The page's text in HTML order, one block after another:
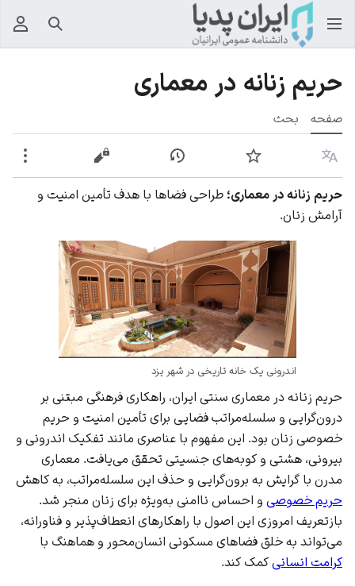
جستجو
حریم زنانه در معماری
صفحه بحث
زبان پیگیری نمایش تاریخچهنمایش مبدأ
حریم زنانه در معماری؛ طراحی فضاها با هدف تأمین امنیت و
آرامش زنان.
اندرونی یک خانه تاریخی در شهر یزد
حریم زنانه در معماری سنتی ایران، راهکاری فرهنگی مبتنی بر
درون‌گرایی و سلسله‌مراتب فضایی برای تأمین امنیت و حریم
خصوصی زنان بود. این مفهوم با عناصری مانند تفکیک اندرونی و
بیرونی، هشتی و کوبه‌های جنسیتی تحقق می‌یافت. معماری
مدرن با گرایش به برون‌گرایی و حذف این سلسله‌مراتب، به کاهش
حریم خصوصی و احساس ناامنی به‌ویژه برای زنان منجر شد.
بازتعریف امروزی این اصول با راهکارهای انعطاف‌پذیر و فناورانه،
می‌تواند به خلق فضاهای مسکونی انسان‌محور و هماهنگ با
کرامت انسانی کمک کند.